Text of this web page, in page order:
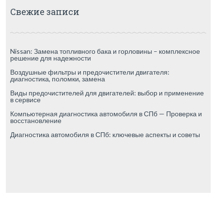
Свежие записи
Nissan: Замена топливного бака и горловины – комплексное
решение для надежности
Воздушные фильтры и предочистители двигателя:
диагностика, поломки, замена
Виды предочистителей для двигателей: выбор и применение
в сервисе
Компьютерная диагностика автомобиля в СПб — Проверка и
восстановление
Диагностика автомобиля в СПб: ключевые аспекты и советы